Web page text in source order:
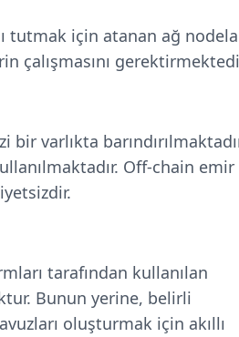
tutmak için atanan ağ
çalışmasını
varlıkta
Off-chain emir
tarafından kullanılan
Bunun yerine, belirli
oluşturmak için akıllı